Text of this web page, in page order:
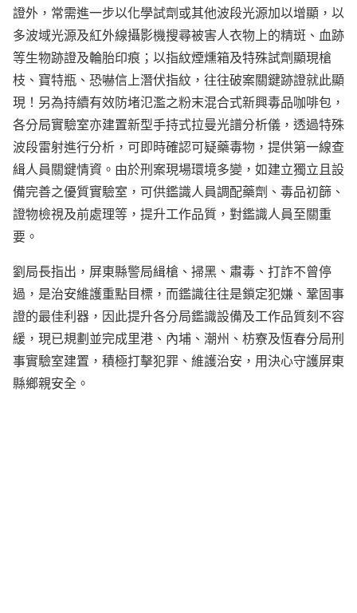
證外，常需進一步以化學試劑或其他波段光源加以增顯，以
多波域光源及紅外線攝影機搜尋被害人衣物上的精斑、血跡
等生物跡證及輪胎印痕；以指紋煙燻箱及特殊試劑顯現槍
枝、寶特瓶、恐嚇信上潛伏指紋，往往破案關鍵跡證就此顯
現！另為持續有效防堵氾濫之粉末混合式新興毒品咖啡包，
各分局實驗室亦建置新型手持式拉曼光譜分析儀，透過特殊
波段雷射進行分析，可即時確認可疑藥毒物，提供第一線查
緝人員關鍵情資。由於刑案現場環境多變，如建立獨立且設
備完善之優質實驗室，可供鑑識人員調配藥劑、毒品初篩、
證物檢視及前處理等，提升工作品質，對鑑識人員至關重
要。
劉局長指出，屏東縣警局緝槍、掃黑、肅毒、打詐不曾停
過，是治安維護重點目標，而鑑識往往是鎖定犯嫌、鞏固事
證的最佳利器，因此提升各分局鑑識設備及工作品質刻不容
緩，現已規劃並完成里港、內埔、潮州、枋寮及恆春分局刑
事實驗室建置，積極打擊犯罪、維護治安，用決心守護屏東
縣鄉親安全。